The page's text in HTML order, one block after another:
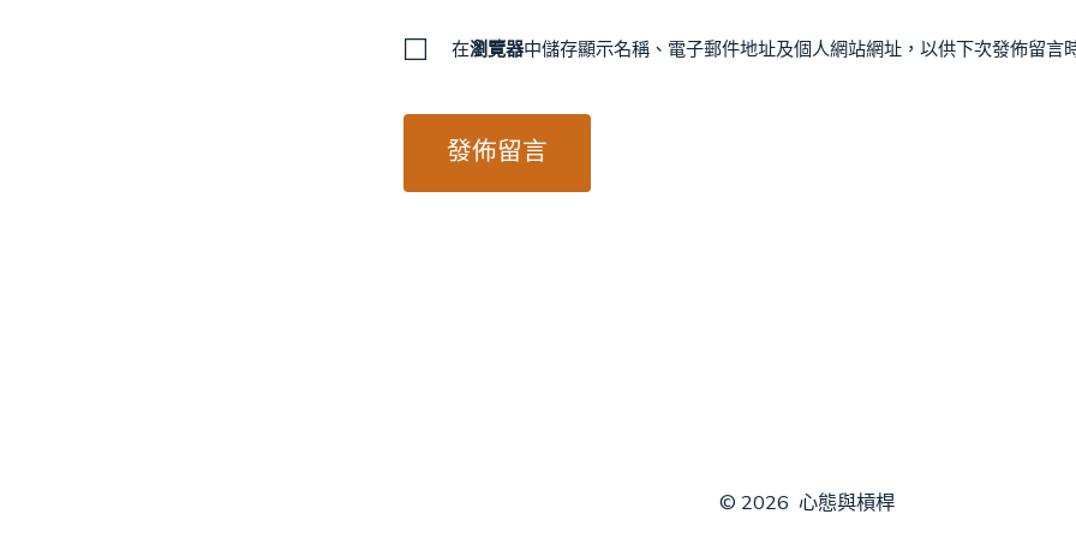
在瀏覽器中儲存顯示名稱、電子郵件地址及個人網站網址，以供下次發佈留言
© 2026 心態與槓桿